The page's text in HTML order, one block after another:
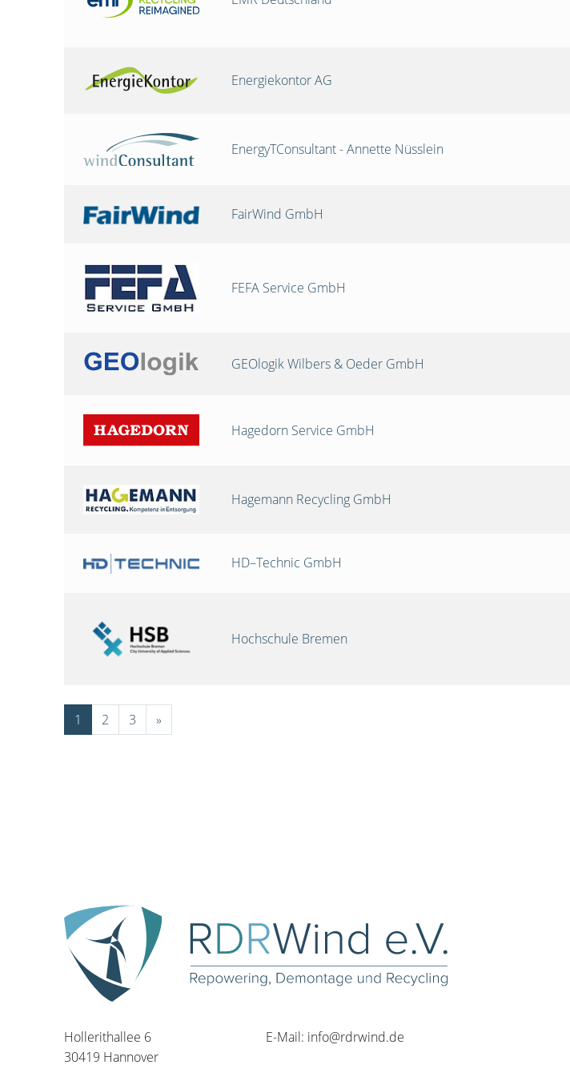
Energiekontor AG
EnergyTConsultant - Annette Nüsslein
FairWind GmbH
FEFA Service GmbH
GEOlogik Wilbers & Oeder GmbH
Hagedorn Service GmbH
Hagemann Recycling GmbH
HD–Technic GmbH
Hochschule Bremen
1 2 3 »
Hollerithallee 6
30419 Hannover
E-Mail: info@rdrwind.de